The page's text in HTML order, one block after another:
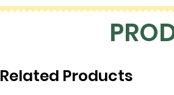
Related Products